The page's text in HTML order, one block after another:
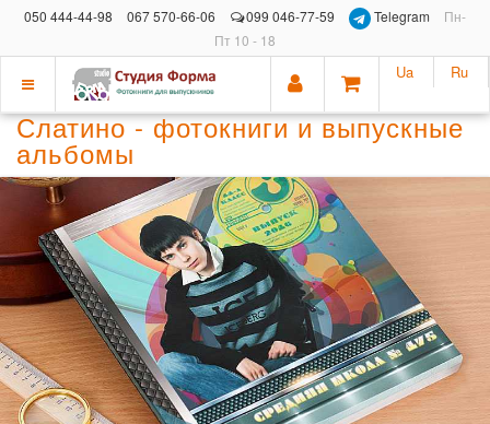
050 444-44-98 067 570-66-06 099 046-77-59 Telegram
Пн-
Пт 10 - 18
Показать
меню
Ua Ru
Слатино - фотокниги и выпускные
альбомы